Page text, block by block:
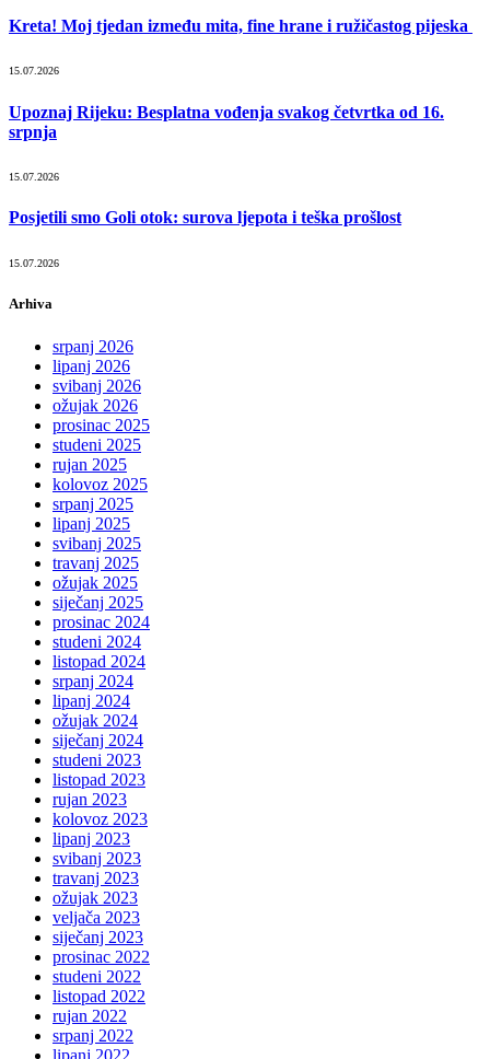
Kreta! Moj tjedan između mita, fine hrane i ružičastog pijeska
15.07.2026
Upoznaj Rijeku: Besplatna vođenja svakog četvrtka od 16.
srpnja
15.07.2026
Posjetili smo Goli otok: surova ljepota i teška prošlost
15.07.2026
Arhiva
srpanj 2026
lipanj 2026
svibanj 2026
ožujak 2026
prosinac 2025
studeni 2025
rujan 2025
kolovoz 2025
srpanj 2025
lipanj 2025
svibanj 2025
travanj 2025
ožujak 2025
siječanj 2025
prosinac 2024
studeni 2024
listopad 2024
srpanj 2024
lipanj 2024
ožujak 2024
siječanj 2024
studeni 2023
listopad 2023
rujan 2023
kolovoz 2023
lipanj 2023
svibanj 2023
travanj 2023
ožujak 2023
veljača 2023
siječanj 2023
prosinac 2022
studeni 2022
listopad 2022
rujan 2022
srpanj 2022
lipanj 2022